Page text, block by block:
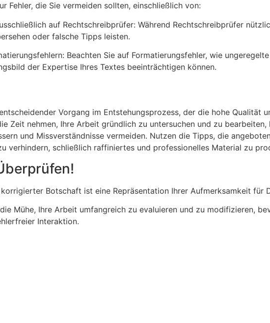
Fehler, die Sie vermeiden sollten, einschließlich von:
auf Rechtschreibprüfer: Während Rechtschreibprüfer
oder falsche Tipps leisten.
Beachten Sie auf Formatierungsfehler, wie
der Expertise Ihres Textes beeinträchtigen können.
Vorgang im Entstehungsprozess, der die hohe
Zeit nehmen, Ihre Arbeit gründlich zu untersuchen und zu
und Missverständnisse vermeiden. Nutzen die Tipps, die
verhindern, schließlich raffiniertes und professionelles Material zu
Botschaft ist eine Repräsentation Ihrer Aufmerksamkeit für
Mühe, Ihre Arbeit umfangreich zu evaluieren und zu modifizieren,
Interaktion.